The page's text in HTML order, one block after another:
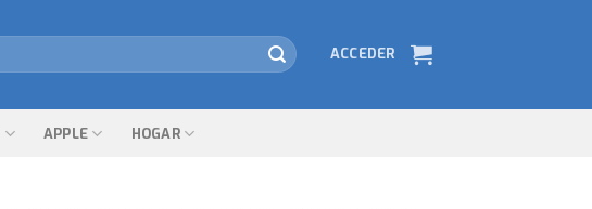
ACCEDER
APPLE HOGAR